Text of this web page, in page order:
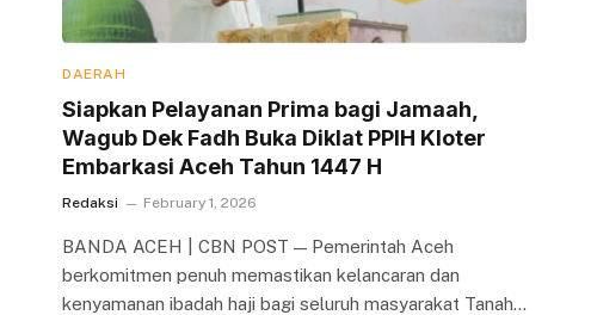
DAERAH
Siapkan Pelayanan Prima bagi Jamaah,
Wagub Dek Fadh Buka Diklat PPIH Kloter
Embarkasi Aceh Tahun 1447 H
Redaksi February 1, 2026
BANDA ACEH | CBN POST — Pemerintah Aceh
berkomitmen penuh memastikan kelancaran dan
kenyamanan ibadah haji bagi seluruh masyarakat Tanah…